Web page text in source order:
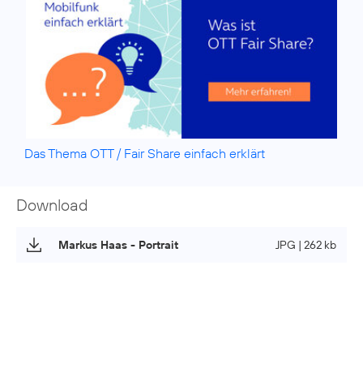
Das Thema OTT / Fair Share einfach erklärt
Download
Markus Haas - Portrait JPG | 262 kb